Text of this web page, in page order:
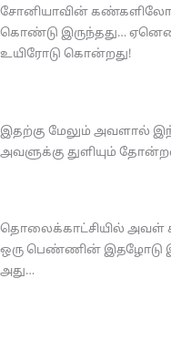
சோனியாவின்
கொண்டு இருந்தது…
உயிரோடு கொன்றது!
இதற்கு மேலும் அவளால்
அவளுக்கு துளியும்
தொலைக்காட்சியில் அவள்
ஒரு பெண்ணின் இதழோடு
அது…